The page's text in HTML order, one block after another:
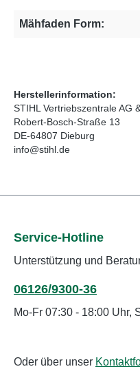
Mähfaden Form:
Herstellerinformation:
STIHL Vertriebszentrale AG
Robert-Bosch-Straße 13
DE-64807 Dieburg
info@stihl.de
Service-Hotline
Unterstützung und
06126/9300-36
Mo-Fr 07:30 - 18:00 Uhr,
Oder über unser